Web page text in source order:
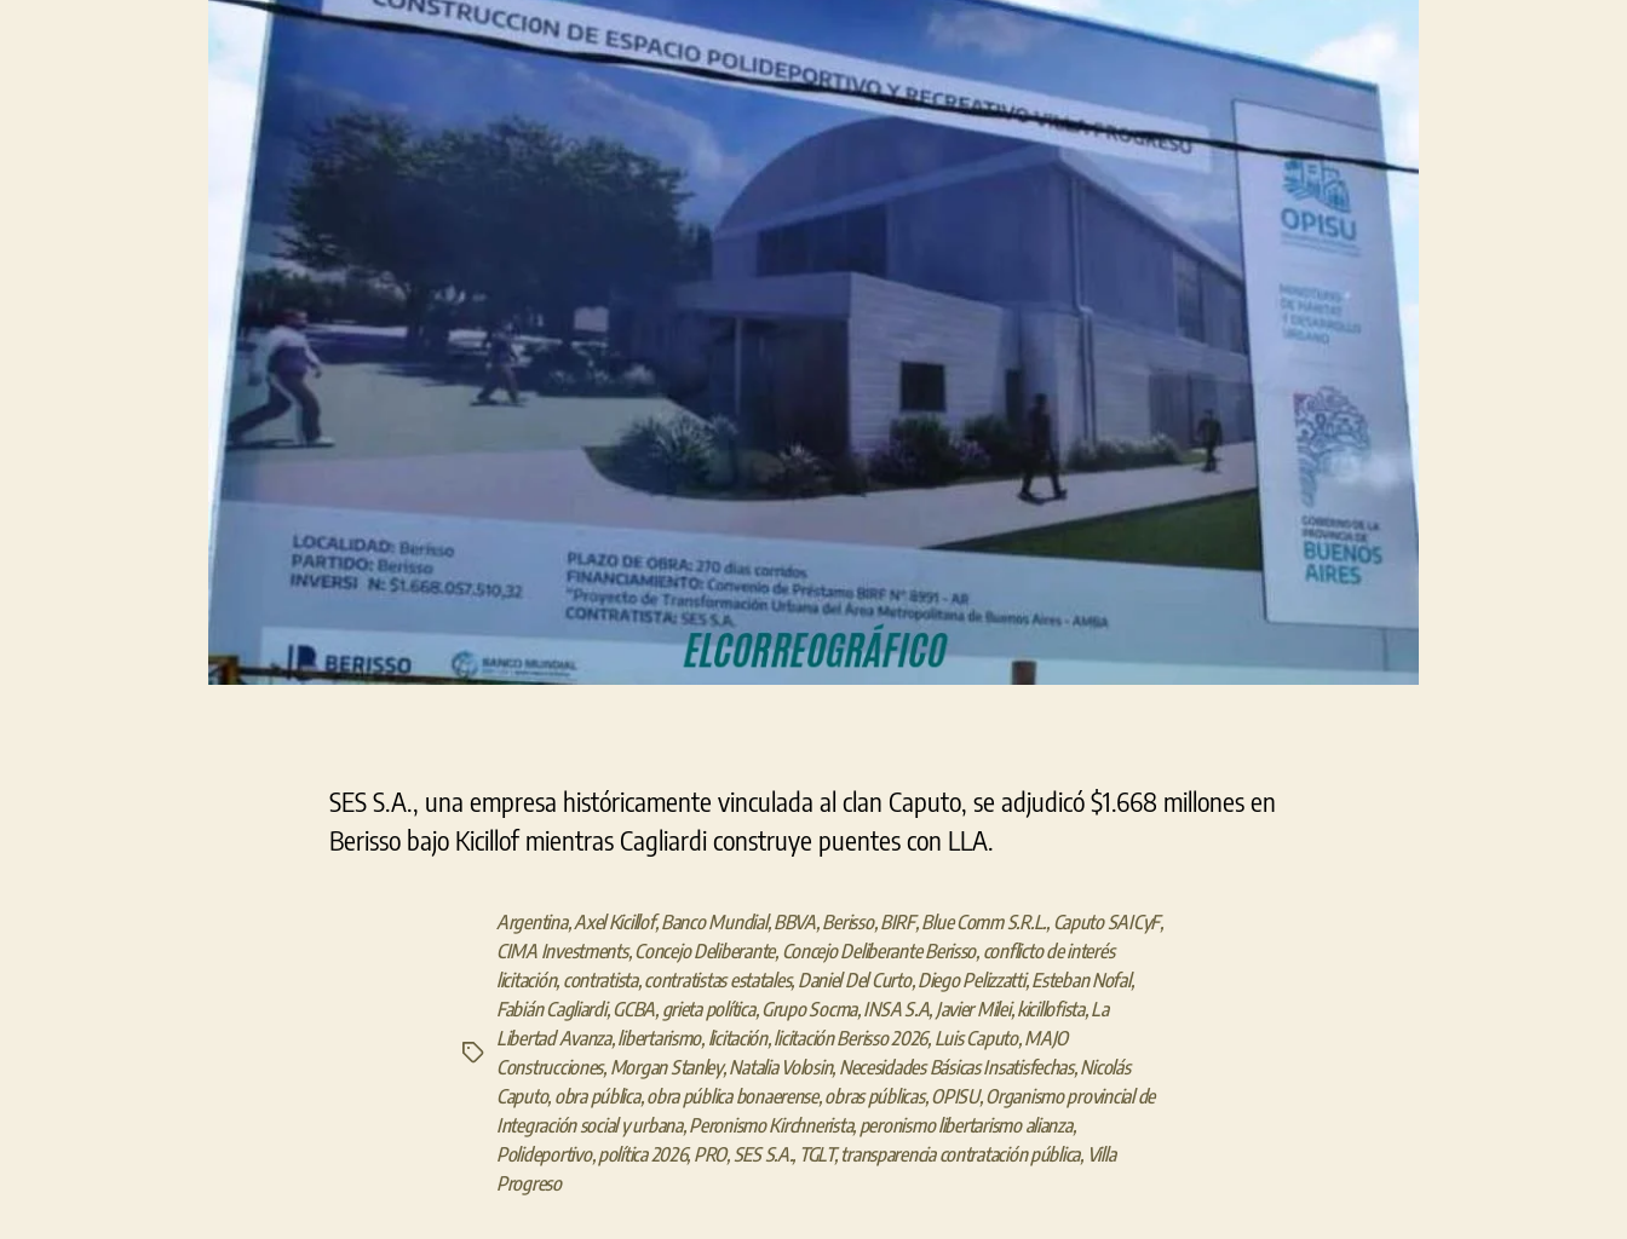
SES S.A., una empresa históricamente vinculada al clan Caputo, se adjudicó $1.668 millones en
Berisso bajo Kicillof mientras Cagliardi construye puentes con LLA.
Etiquetas
Argentina,Axel Kicillof,Banco Mundial,BBVA,Berisso,BIRF,Blue Comm S.R.L., Caputo SAICyF,
CIMA Investments,Concejo Deliberante, Concejo Deliberante Berisso, conflicto de interés
licitación, contratista,contratistas estatales, Daniel Del Curto,Diego Pelizzatti,Esteban Nofal,
Fabián Cagliardi,GCBA, grieta política,Grupo Socma,INSA S.A, Javier Milei,kicillofista,La
Libertad Avanza,libertarismo, licitación,licitación Berisso 2026, Luis Caputo,MAJO
Construcciones, Morgan Stanley,Natalia Volosin, Necesidades Básicas Insatisfechas,Nicolás
Caputo, obra pública,obra pública bonaerense,obras públicas,OPISU,Organismo provincial de
Integración social y urbana,Peronismo Kirchnerista, peronismo libertarismo alianza,
Polideportivo,política 2026,PRO,SES S.A., TGLT,transparencia contratación pública, Villa
Progreso